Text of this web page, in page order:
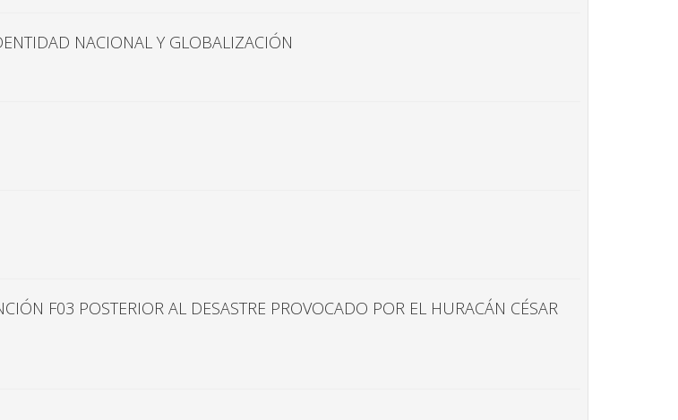
NACIONAL Y GLOBALIZACIÓN
F03 POSTERIOR AL DESASTRE PROVOCADO POR EL HURACÁN CÉSAR